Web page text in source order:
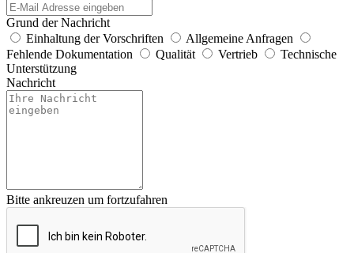
Grund der Nachricht
Einhaltung der Vorschriften
Allgemeine Anfragen
Fehlende Dokumentation
Qualität Vertrieb
Technische
Unterstützung
Nachricht
Bitte ankreuzen um fortzufahren